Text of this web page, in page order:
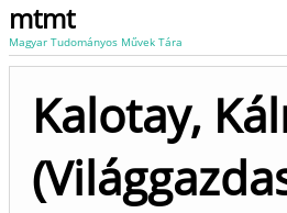
mtmt
Magyar Tudományos Művek Tára
Kalotay,